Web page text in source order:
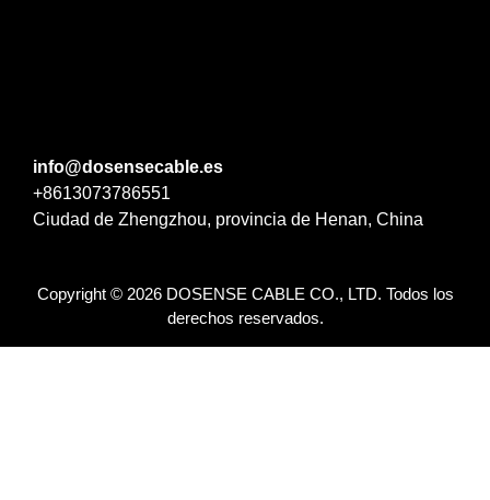
info@dosensecable.es
+8613073786551
Ciudad de Zhengzhou, provincia de Henan, China
Copyright © 2026 DOSENSE CABLE CO., LTD. Todos los
derechos reservados.